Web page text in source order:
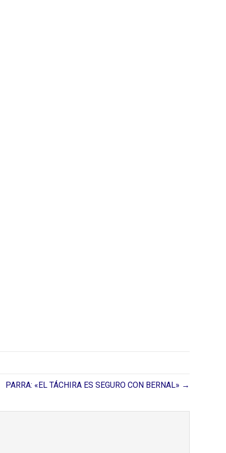
PARRA: «EL TÁCHIRA ES SEGURO CON BERNAL» →